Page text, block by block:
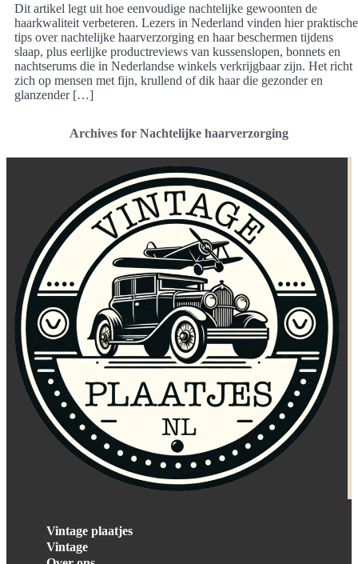
Dit artikel legt uit hoe eenvoudige nachtelijke gewoonten de
haarkwaliteit verbeteren. Lezers in Nederland vinden hier praktische
tips over nachtelijke haarverzorging en haar beschermen tijdens
slaap, plus eerlijke productreviews van kussenslopen, bonnets en
nachtserums die in Nederlandse winkels verkrijgbaar zijn. Het richt
zich op mensen met fijn, krullend of dik haar die gezonder en
glanzender […]
Archives for Nachtelijke haarverzorging
Vintage plaatjes
Vintage